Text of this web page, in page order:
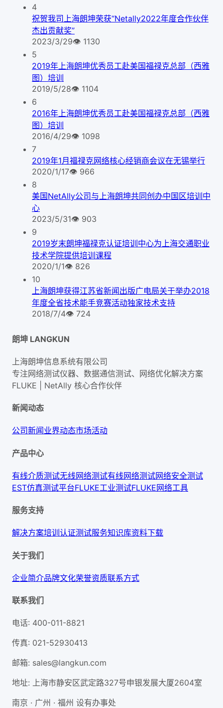
4
祝贺我司上海朗坤荣获“Netally2022年度合作伙伴
杰出贡献奖”
2023/3/29👁 1130
5
2019年上海朗坤优秀员工赴美国福禄克总部（西雅
图）培训
2019/5/28👁 1104
6
2016年上海朗坤优秀员工赴美国福禄克总部（西雅
图）培训
2016/4/29👁 1098
7
2019年1月福禄克网络核心经销商会议在无锡举行
2020/1/17👁 966
8
美国NetAlly公司与上海朗坤共同创办中国区培训中
心
2023/5/31👁 903
9
2019岁末朗坤福禄克认证培训中心为上海交通职业
技术学院提供培训课程
2020/1/1👁 826
10
上海朗坤获得江苏省新闻出版广电局关于举办2018
年度全省技术能手竞赛活动独家技术支持
2018/7/4👁 724
朗坤 LANGKUN
上海朗坤信息系统有限公司
专注网络测试仪器、数据通信测试、网络优化解决方案
FLUKE | NetAlly 核心合作伙伴
新闻动态
公司新闻业界动态市场活动
产品中心
有线介质测试无线网络测试有线网络测试网络安全测试
EST仿真测试平台FLUKE工业测试FLUKE网络工具
服务支持
解决方案培训认证测试服务知识库资料下载
关于我们
企业简介品牌文化荣誉资质联系方式
联系我们
电话: 400-011-8821
传真: 021-52930413
邮箱: sales@langkun.com
地址: 上海市静安区武定路327号申银发展大厦2604室
南京 · 广州 · 福州 设有办事处